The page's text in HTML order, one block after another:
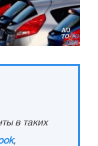
в таких
,